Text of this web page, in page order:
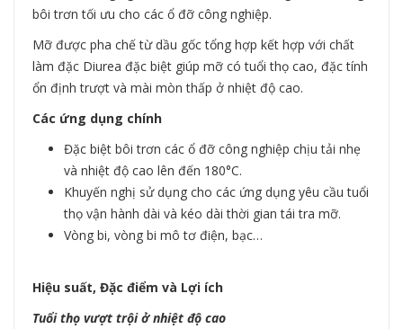
bôi trơn tối ưu cho các ổ đỡ công nghiệp.
Mỡ được pha chế từ dầu gốc tổng hợp kết hợp với chất
làm đặc Diurea đặc biệt giúp mỡ có tuổi thọ cao, đặc tính
ổn định trượt và mài mòn thấp ở nhiệt độ cao.
Các ứng dụng chính
Đặc biệt bôi trơn các ổ đỡ công nghiệp chịu tải nhẹ
và nhiệt độ cao lên đến 180°C.
Khuyến nghị sử dụng cho các ứng dụng yêu cầu tuổi
thọ vận hành dài và kéo dài thời gian tái tra mỡ.
Vòng bi, vòng bi mô tơ điện, bạc…
Hiệu suất, Đặc điểm và Lợi ích
Tuổi thọ vượt trội ở nhiệt độ cao